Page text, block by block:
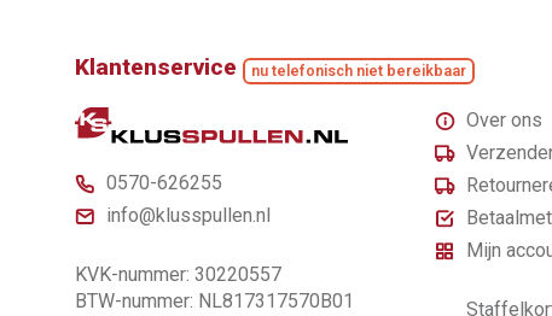
Klantenservice nu telefonisch niet bereikbaar
0570-626255
info@klusspullen.nl
KVK-nummer: 30220557
BTW-nummer: NL817317570B01
Over ons
Mijn